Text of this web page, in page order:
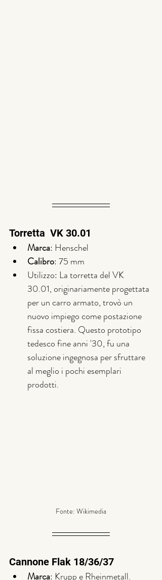
Torretta  VK 30.01
Marca: Henschel
Calibro: 75 mm
Utilizzo: La torretta del VK
30.01, originariamente progettata
per un carro armato, trovò un
nuovo impiego come postazione
fissa costiera. Questo prototipo
tedesco fine anni '30, fu una
soluzione ingegnosa per sfruttare
al meglio i pochi esemplari
prodotti.
Fonte: Wikimedia
Cannone Flak 18/36/37
Marca: Krupp e Rheinmetall.